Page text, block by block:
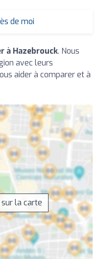
de moi
à Hazebrouck. Nous
avec leurs
aider à comparer et à
la carte